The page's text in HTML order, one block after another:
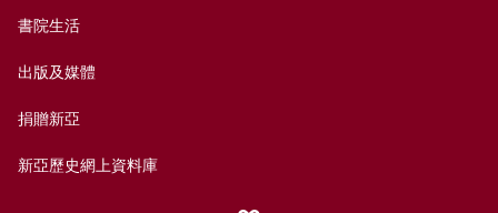
書院生活
出版及媒體
捐贈新亞
新亞歷史網上資料庫